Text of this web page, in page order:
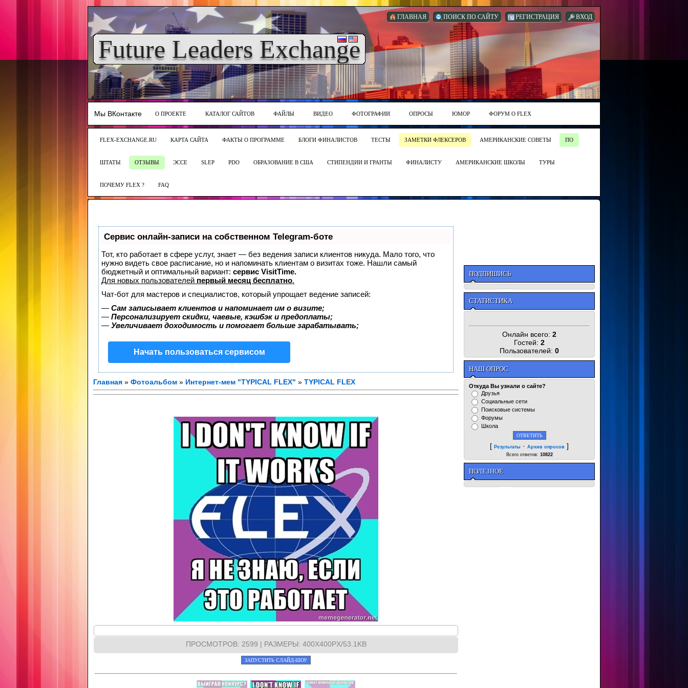
ВХОД
РЕГИСТРАЦИЯ
ПОИСК ПО САЙТУ
ГЛАВНАЯ
Future Leaders Exchange
Мы ВКонтакте О ПРОЕКТЕ КАТАЛОГ САЙТОВ ФАЙЛЫ ВИДЕО ФОТОГРАФИИ ОПРОСЫ ЮМОР ФОРУМ О FLEX
FLEX-EXCHANGE.RU КАРТА САЙТА ФАКТЫ О ПРОГРАММЕ БЛОГИ ФИНАЛИСТОВ ТЕСТЫ ЗАМЕТКИ ФЛЕКСЕРОВ АМЕРИКАНСКИЕ СОВЕТЫ ПО
ШТАТЫ ОТЗЫВЫ ЭССЕ SLEP PDO ОБРАЗОВАНИЕ В США СТИПЕНДИИ И ГРАНТЫ ФИНАЛИСТУ АМЕРИКАНСКИЕ ШКОЛЫ ТУРЫ
ПОЧЕМУ FLEX ? FAQ
Сервис онлайн-записи на собственном Telegram-боте
Тот, кто работает в сфере услуг, знает — без ведения записи клиентов никуда. Мало того, что
нужно видеть свое расписание, но и напоминать клиентам о визитах тоже. Нашли самый
бюджетный и оптимальный вариант: сервис VisitTime.
Для новых пользователей первый месяц бесплатно.
Чат-бот для мастеров и специалистов, который упрощает ведение записей:
— Сам записывает клиентов и напоминает им о визите;
— Персонализирует скидки, чаевые, кэшбэк и предоплаты;
— Увеличивает доходимость и помогает больше зарабатывать;
Начать пользоваться сервисом
Главная » Фотоальбом » Интернет-мем "TYPICAL FLEX" » TYPICAL FLEX
ПРОСМОТРОВ: 2599 | РАЗМЕРЫ: 400X400PX/53.1KB
ПОДПИШИСЬ
СТАТИСТИКА
Онлайн всего: 2
Гостей: 2
Пользователей: 0
НАШ ОПРОС
Откуда Вы узнали о сайте?
Друзья
Социальные сети
Поисковые системы
Форумы
Школа
[ Результаты · Архив опросов ]
Всего ответов: 10822
ПОЛЕЗНОЕ